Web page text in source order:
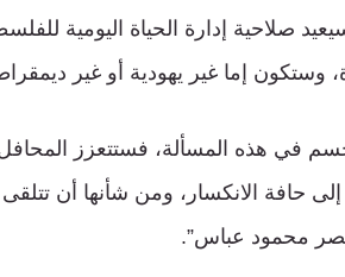
صلاحية إدارة الحياة اليومية
إما غير يهودية أو غير
في هذه المسألة، فستتعزز
حافة الانكسار، ومن شأنها أن
محمود عباس”.